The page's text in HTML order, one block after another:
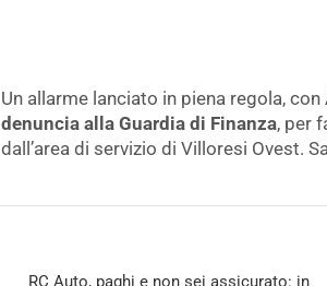
Un allarme lanciato in piena regola,
denuncia alla Guardia di Finanza, per
dall’area di servizio di Villoresi Ovest.
RC Auto, paghi e non sei assicurato: in